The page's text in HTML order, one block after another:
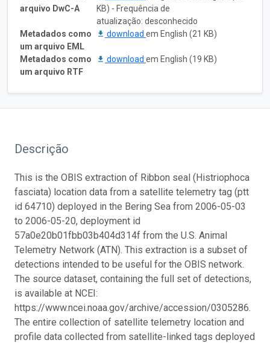
arquivo DwC-A
KB) - Frequência de
atualização: desconhecido
Metadados como
um arquivo EML
download em English (21 KB)
Metadados como
um arquivo RTF
download em English (19 KB)
Descrição
This is the OBIS extraction of Ribbon seal (Histriophoca
fasciata) location data from a satellite telemetry tag (ptt
id 64710) deployed in the Bering Sea from 2006-05-03
to 2006-05-20, deployment id
57a0e20b01fbb03b404d314f from the U.S. Animal
Telemetry Network (ATN). This extraction is a subset of
detections intended to be useful for the OBIS network.
The source dataset, containing the full set of detections,
is available at NCEI:
https://www.ncei.noaa.gov/archive/accession/0305286.
The entire collection of satellite telemetry location and
profile data collected from satellite-linked tags deployed